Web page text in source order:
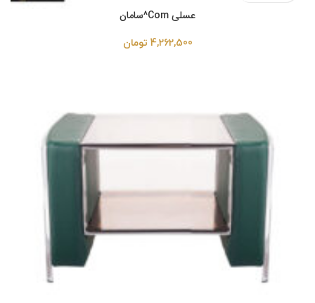
عسلی Com^سامان
4,262,500 تومان